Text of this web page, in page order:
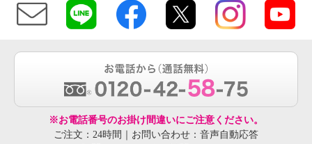
※お電話番号のお掛け間違いにご注意ください。
ご注文：24時間｜お問い合わせ：音声自動応答